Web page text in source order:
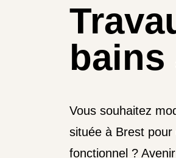
bains
Vous souhaitez
située à Brest
fonctionnel ?